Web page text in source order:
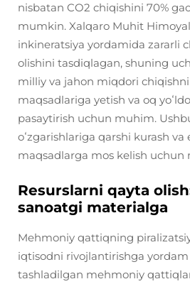
nisbatan CO2 chiqishini 70%
mumkin. Xalqaro Muhit
inkineratsiya yordamida zararli
olishini tasdiqlagan, shuning
milliy va jahon miqdori
maqsadlariga yetish va oq
pasaytirish uchun muhim.
oʻzgarishlariga qarshi kurash va
maqsadlarga mos kelish uchun
Resurslarni qayta
sanoatgi materialga
Mehmoniy qattiqning
iqtisodni rivojlantirishga
tashladilgan mehmoniy